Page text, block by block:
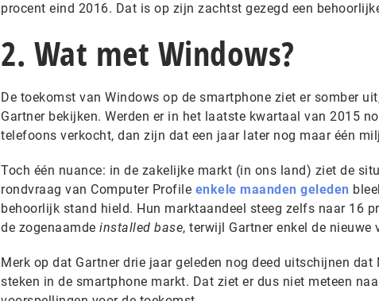
procent eind 2016. Dat is op zijn zachtst gezegd een
2. Wat met Windows?
De toekomst van Windows op de smartphone ziet er somber
Gartner bekijken. Werden er in het laatste kwartaal van 2015
telefoons verkocht, dan zijn dat een jaar later nog maar één
Toch één nuance: in de zakelijke markt (in ons land) ziet de
rondvraag van Computer Profile enkele maanden geleden
behoorlijk stand hield. Hun marktaandeel steeg zelfs naar 16
de zogenaamde installed base, terwijl Gartner enkel de nieuwe
Merk op dat Gartner drie jaar geleden nog deed uitschijnen
steken in de smartphone markt. Dat ziet er dus niet meteen